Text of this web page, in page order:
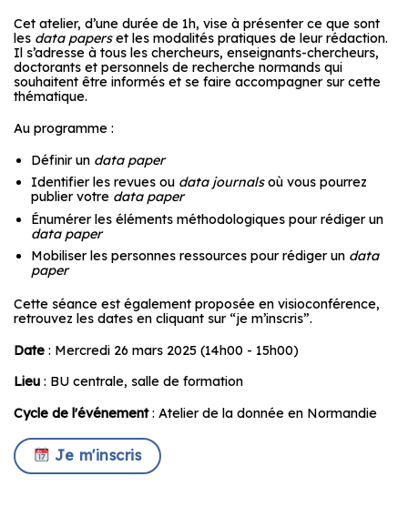
Cet atelier, d’une durée de 1h, vise à présenter ce que sont
les data paperset les modalités pratiques de leur rédaction.
Il s’adresse à tous les chercheurs, enseignants-chercheurs,
doctorants et personnels de recherche normands qui
souhaitent être informés et se faire accompagner sur cette
thématique.
Au programme :
Définir un data paper
Identifier les revues ou data journalsoù vous pourrez
publier votre data paper
Énumérer les éléments méthodologiques pour rédiger un
data paper
Mobiliser les personnes ressources pour rédiger un data
paper
Cette séance est également proposée en visioconférence,
retrouvez les dates en cliquant sur “je m’inscris”.
Date : Mercredi 26 mars 2025 (14h00 - 15h00)
Lieu : BU centrale, salle de formation
Cycle de l'événement: Atelier de la donnée en Normandie
Je m'inscris